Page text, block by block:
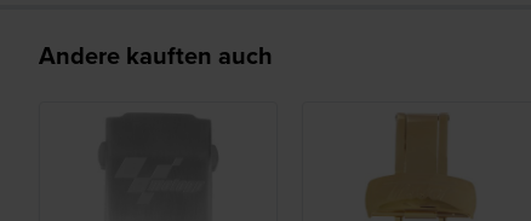
Andere kauften auch